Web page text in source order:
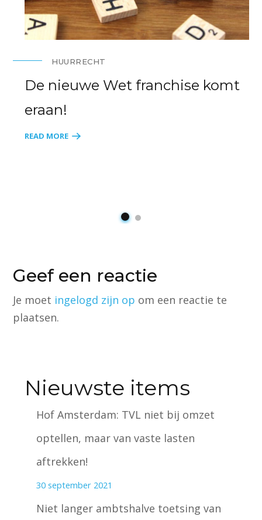
HUURRECHT
De nieuwe Wet franchise komt
eraan!
READ MORE
Geef een reactie
Je moet ingelogd zijn op om een reactie te
plaatsen.
Nieuwste items
Hof Amsterdam: TVL niet bij omzet
optellen, maar van vaste lasten
aftrekken!
30 september 2021
Niet langer ambtshalve toetsing van